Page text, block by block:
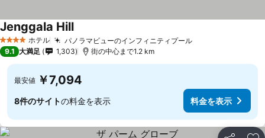
4 ホテルのランク
ホテル パノラマビューのインフィニティプール料金を表示
Jenggala Hill料金を表示
9.1 大満足 1,303 街の中心まで1.2 km
最安値 ￥7,094
8件のサイトの料金を表示 料金を表示